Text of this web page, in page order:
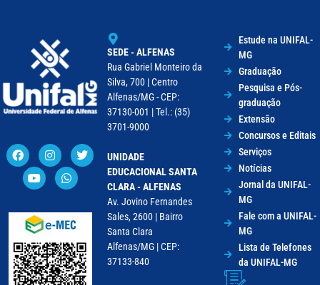
SEDE - ALFENAS
Rua Gabriel Monteiro da
Silva, 700 | Centro
Alfenas/MG - CEP:
37130-001 | Tel.: (35)
3701-9000
UNIDADE
EDUCACIONAL SANTA
CLARA - ALFENAS
Av. Jovino Fernandes
Sales, 2600 | Bairro
Santa Clara
Alfenas/MG | CEP:
37133-840
Estude na UNIFAL-
MG
Graduação
Pesquisa e Pós-
graduação
Extensão
Concursos e Editais
Serviços
Notícias
Jornal da UNIFAL-
MG
Fale com a UNIFAL-
MG
Lista de Telefones
da UNIFAL-MG